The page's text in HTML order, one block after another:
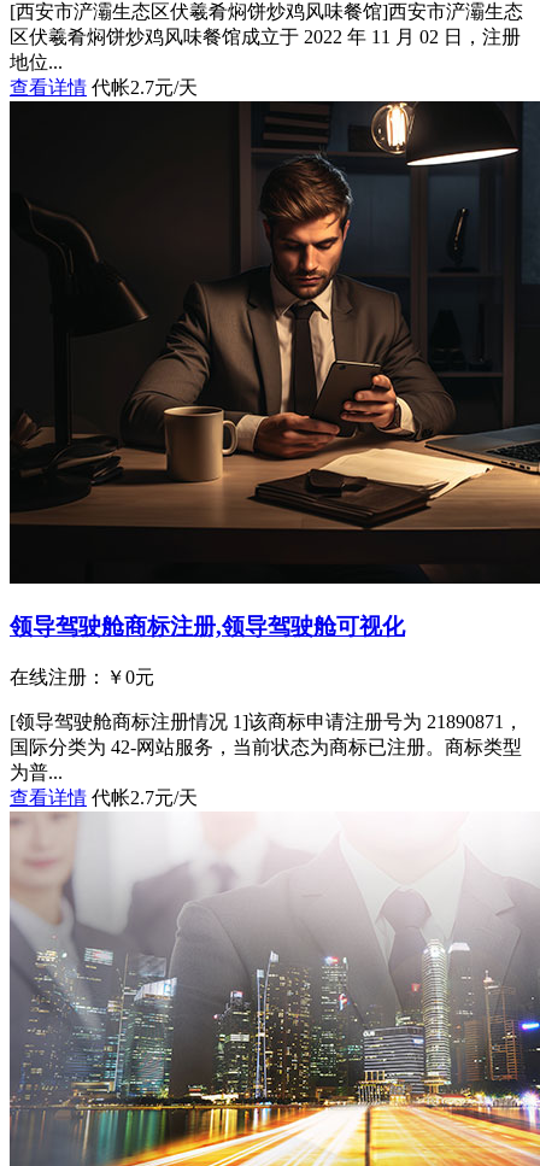
[西安市浐灞生态区伏羲肴焖饼炒鸡风味餐馆]西安市浐灞生态
区伏羲肴焖饼炒鸡风味餐馆成立于 2022 年 11 月 02 日，注册
地位...
查看详情 代帐2.7元/天
领导驾驶舱商标注册,领导驾驶舱可视化
在线注册：￥0元
[领导驾驶舱商标注册情况 1]该商标申请注册号为 21890871，
国际分类为 42-网站服务，当前状态为商标已注册。商标类型
为普...
查看详情 代帐2.7元/天